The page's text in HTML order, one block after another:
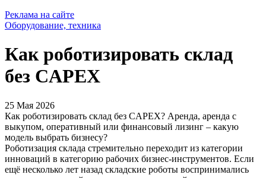
Реклама на сайте
Оборудование, техника
Как роботизировать склад
без CAPEX
25 Мая 2026
Как роботизировать склад без CAPEX? Аренда, аренда с
выкупом, оперативный или финансовый лизинг – какую
модель выбрать бизнесу?
Роботизация склада стремительно переходит из категории
инноваций в категорию рабочих бизнес-инструментов. Если
ещё несколько лет назад складские роботы воспринимались